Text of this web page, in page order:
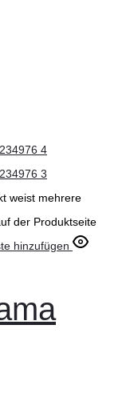
weist mehrere
der Produktseite
hinzufügen